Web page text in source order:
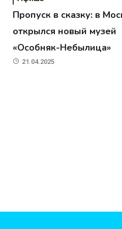
Пропуск в сказку: в
открылся новый музей
«Особняк-Небылица»
21.04.2025